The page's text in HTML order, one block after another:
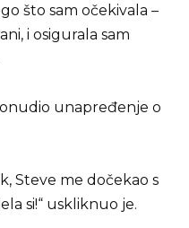
što sam očekivala –
i osigurala sam
unapređenje o
Steve me dočekao s
si!“ uskliknuo je.